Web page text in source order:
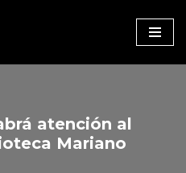
atención al
Mariano